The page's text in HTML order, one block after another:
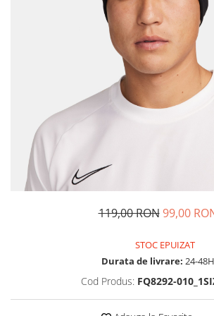
Ingrijire incaltaminte
Sosete
Sepci
Rucsaci
Caciuli
119,00 RON 99,00
STOC EPUIZAT
Durata de livrare: 24-48H
Cod Produs: FQ8292-